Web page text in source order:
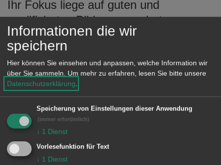
Ihr Fokus liege auf guten und
qualifizierten Bildungsangeboten,
Nachhaltigkeit und
Quartiersentwicklung sowie
Kinderbetreuung und Integration. „Sie
wissen, dass starke Familien die
Grundlage für eine gesunde und
lebendige Gemeinschaft sind“, sagte
der OB und hob Kleins erfolgreiches
Wirken als Leiterin der
Familienbildungsstätte in Aalen hervor.
Informationen die wir
speichern
Hier können Sie einsehen und anpassen, welche Information wir
über Sie sammeln. Um mehr zu erfahren, lesen Sie bitte unsere
Datenschutzerklärung.
Speicherung von Einstellungen dieser Anwendung
(immer erforderlich)
↓ 1 Dienst
Vorlesefunktion für Text
↓ 1 Dienst